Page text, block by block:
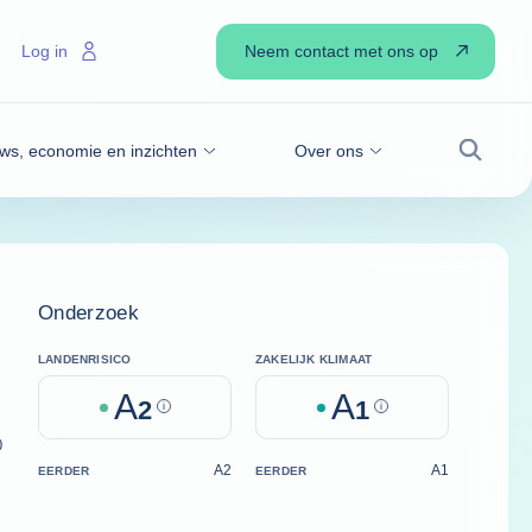
economie en inzichten Over ons
Zoek
Log in Neem contact met ons op
Onderzoek
LANDENRISICO
A2 Help
ZAKELIJK KLIMAAT
A1 Help
EERDER A2 EERDER A1